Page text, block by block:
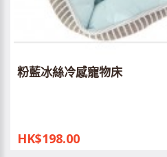
粉藍冰絲冷感寵物床
HK$198.00